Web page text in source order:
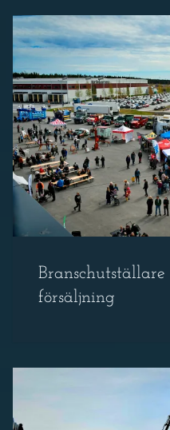
försäljning